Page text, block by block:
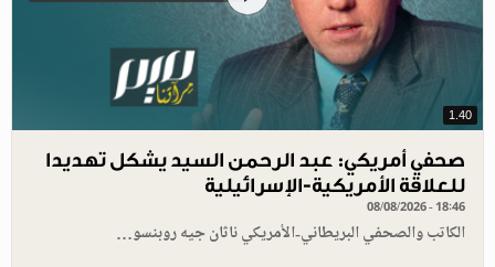
1.40
صحفي أمريكي: عبد الرحمن السيد يشكل تهديدا
للعلاقة الأمريكية-الإسرائيلية
08/08/2026 - 18:46
الكاتب والصحفي البريطاني-الأمريكي ناثان جيه روبنسو…